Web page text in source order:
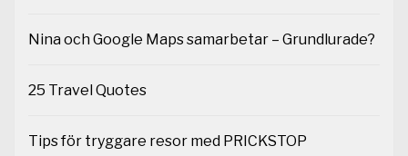
Nina och Google Maps samarbetar – Grundlurade?
25 Travel Quotes
Tips för tryggare resor med PRICKSTOP